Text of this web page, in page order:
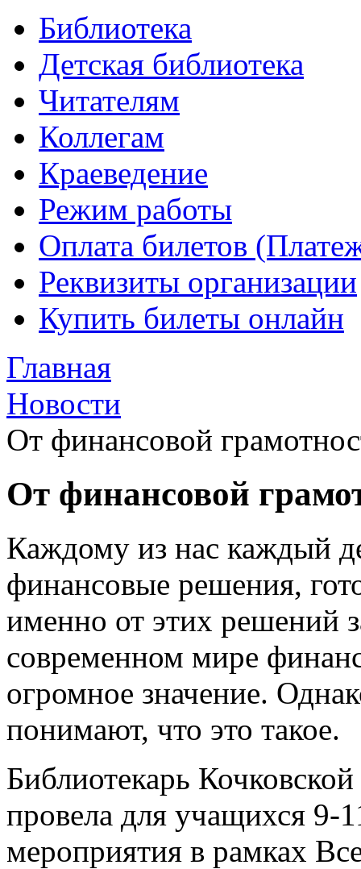
Библиотека
Детская библиотека
Читателям
Коллегам
Краеведение
Режим работы
Оплата билетов
Реквизиты организации
Купить билеты онлайн
Главная
Новости
От финансовой
От финансовой
Каждому из нас каждый
финансовые решения,
именно от этих решений
современном мире
огромное значение.
понимают, что это такое.
Библиотекарь
провела для учащихся 9-
мероприятия в рамках